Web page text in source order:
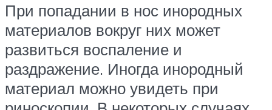
При попадании в нос инородных
материалов вокруг них может
развиться воспаление и
раздражение. Иногда инородный
материал можно увидеть при